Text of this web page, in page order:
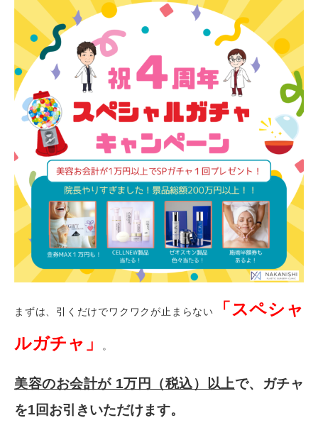
まずは、引くだけでワクワクが止まらない
「スペシャ
ルガチャ」
。
美容のお会計が 1万円（税込）以上で、ガチャ
を1回お引きいただけます。